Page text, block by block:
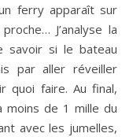
ferry apparaît sur
J’analyse la
savoir si le bateau
par aller réveiller
quoi faire. Au final,
moins de 1 mille du
avec les jumelles,